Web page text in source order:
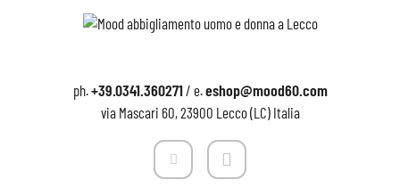
ph.+39.0341.360271/ e.eshop@mood60.com
via Mascari 60, 23900 Lecco (LC) Italia